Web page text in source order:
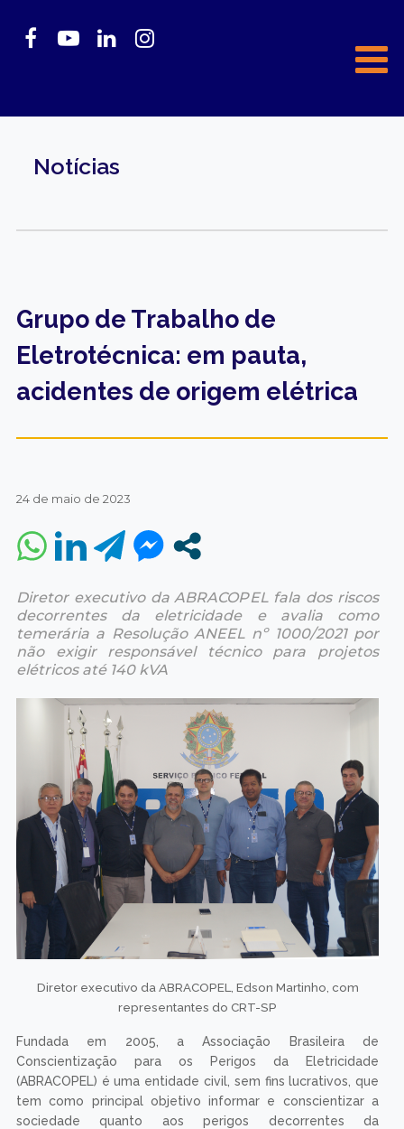
Notícias
Grupo de Trabalho de
Eletrotécnica: em pauta,
acidentes de origem elétrica
24 de maio de 2023
Diretor executivo da ABRACOPEL fala dos riscos
decorrentes da eletricidade e avalia como
temerária a Resolução ANEEL nº 1000/2021 por
não exigir responsável técnico para projetos
elétricos até 140 kVA
Diretor executivo da ABRACOPEL, Edson Martinho, com
representantes do CRT-SP
Fundada em 2005, a Associação Brasileira de
Conscientização para os Perigos da Eletricidade
(ABRACOPEL) é uma entidade civil, sem fins lucrativos, que
tem como principal objetivo informar e conscientizar a
sociedade quanto aos perigos decorrentes da